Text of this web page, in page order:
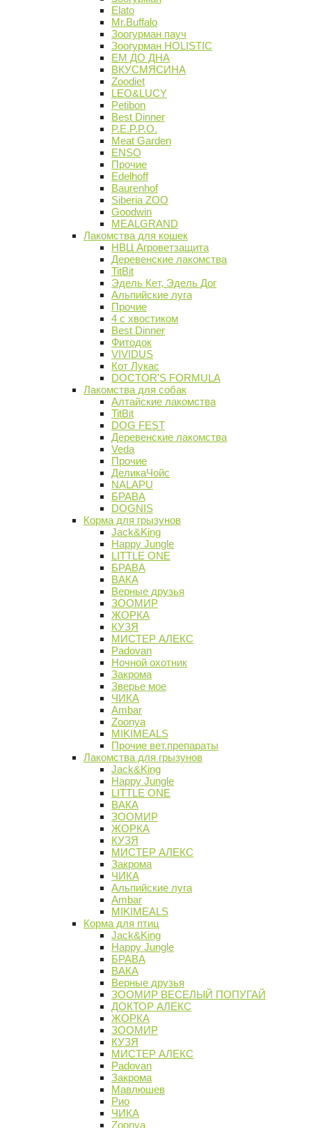
Elato
Mr.Buffalo
Зоогурман пауч
Зоогурман HOLISTIC
ЕМ ДО ДНА
ВКУСМЯСИНА
Zoodiet
LEO&LUCY
Petibon
Best Dinner
P.E.P.P.O.
Meat Garden
ENSO
Прочие
Edelhoff
Baurenhof
Siberia ZOO
Goodwin
MEALGRAND
Лакомства для кошек
НВЦ Агроветзащита
Деревенские лакомства
TitBit
Эдель Кет, Эдель Дог
Альпийские луга
Прочие
4 с хвостиком
Best Dinner
Фитодок
VIVIDUS
Кот Лукас
DOCTOR'S FORMULA
Лакомства для собак
Алтайские лакомства
TitBit
DOG FEST
Деревенские лакомства
Veda
Прочие
ДеликаЧойс
NALAPU
БРАВА
DOGNIS
Корма для грызунов
Jack&King
Happy Jungle
LITTLE ONE
БРАВА
ВАКА
Верные друзья
ЗООМИР
ЖОРКА
КУЗЯ
МИСТЕР АЛЕКС
Padovan
Ночной охотник
Закрома
Зверье мое
ЧИКА
Ambar
Zoonya
MIKIMEALS
Прочие вет.препараты
Лакомства для грызунов
Jack&King
Happy Jungle
LITTLE ONE
ВАКА
ЗООМИР
ЖОРКА
КУЗЯ
МИСТЕР АЛЕКС
Закрома
ЧИКА
Альпийские луга
Ambar
MIKIMEALS
Корма для птиц
Jack&King
Happy Jungle
БРАВА
ВАКА
Верные друзья
ЗООМИР ВЕСЕЛЫЙ ПОПУГАЙ
ДОКТОР АЛЕКС
ЖОРКА
ЗООМИР
КУЗЯ
МИСТЕР АЛЕКС
Padovan
Закрома
Мавлюшев
Рио
ЧИКА
Zoonya